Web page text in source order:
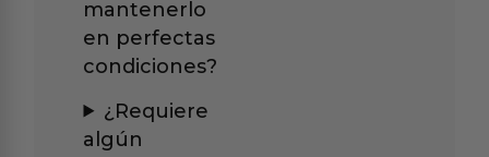
mantenerlo
en perfectas
condiciones?
¿Requiere
algún